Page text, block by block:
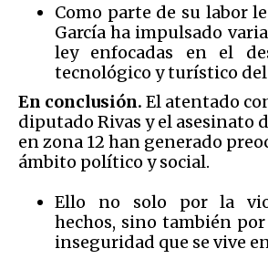
Como parte de su labor
García ha impulsado
ley enfocadas en el
tecnológico y turístico del
En conclusión. El atentado
diputado Rivas y el asesinato
en zona 12 han generado
ámbito político y social.
Ello no solo por la
hechos, sino también
inseguridad que se vive